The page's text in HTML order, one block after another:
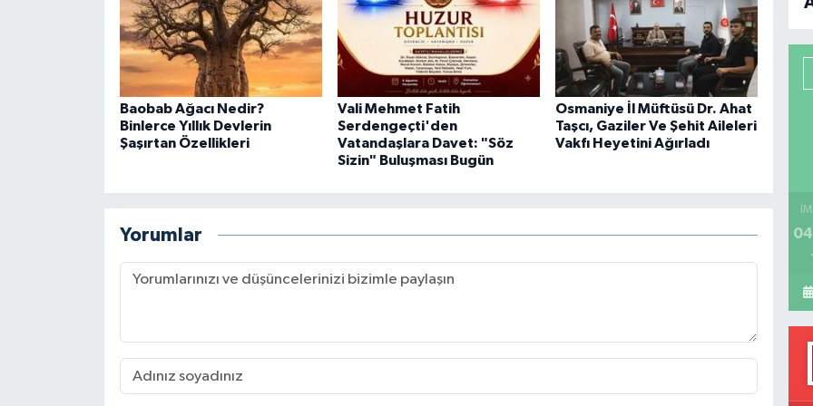
Baobab Ağacı Nedir?
Binlerce Yıllık Devlerin
Şaşırtan Özellikleri
Vali Mehmet Fatih
Serdengeçti'den
Vatandaşlara Davet: "Söz
Sizin" Buluşması Bugün
Osmaniye İl Müftüsü Dr. Ahat
Taşcı, Gaziler Ve Şehit Aileleri
Vakfı Heyetini Ağırladı
Yorumlar